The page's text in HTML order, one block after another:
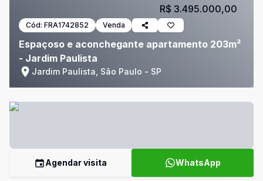
Cód: FRA1742852 Venda
Espaçoso e aconchegante apartamento 203m²
- Jardim Paulista
Jardim Paulista, São Paulo - SP
R$ 3.495.000,00
Agendar visita WhatsApp